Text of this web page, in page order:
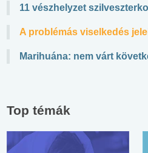
11 vészhelyzet
A problémás viselkedés
Marihuána: nem várt
Top témák